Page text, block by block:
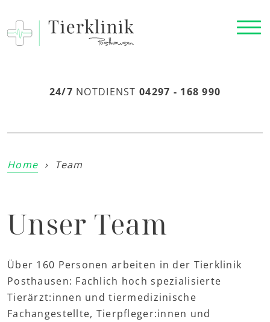
24/7 NOTDIENST 04297 - 168 990
Home › Team
Unser Team
Über 160 Personen arbeiten in der Tierklinik
Posthausen: Fachlich hoch spezialisierte
Tierärzt:innen und tiermedizinische
Fachangestellte, Tierpfleger:innen und